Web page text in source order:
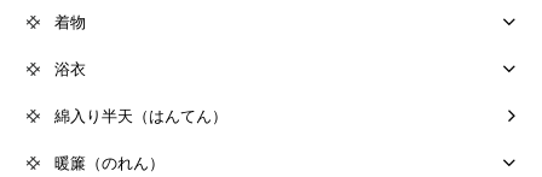
着物
浴衣
綿入り半天（はんてん）
暖簾（のれん）